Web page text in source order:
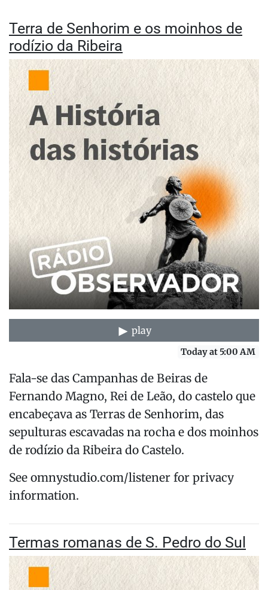
Terra de Senhorim e os moinhos de
rodízio da Ribeira
play
Today at 5:00 AM
Fala-se das Campanhas de Beiras de
Fernando Magno, Rei de Leão, do castelo que
encabeçava as Terras de Senhorim, das
sepulturas escavadas na rocha e dos moinhos
de rodízio da Ribeira do Castelo.
See omnystudio.com/listener for privacy
information.
Termas romanas de S. Pedro do Sul